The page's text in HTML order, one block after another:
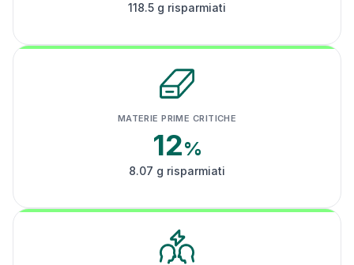
118.5 g risparmiati
MATERIE PRIME CRITICHE
12%
8.07 g risparmiati